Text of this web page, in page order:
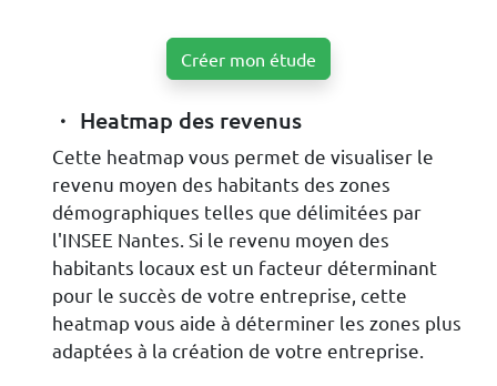
Créer mon étude
Heatmap des revenus
Cette heatmap vous permet de visualiser le
revenu moyen des habitants des zones
démographiques telles que délimitées par
l'INSEE Nantes. Si le revenu moyen des
habitants locaux est un facteur déterminant
pour le succès de votre entreprise, cette
heatmap vous aide à déterminer les zones plus
adaptées à la création de votre entreprise.